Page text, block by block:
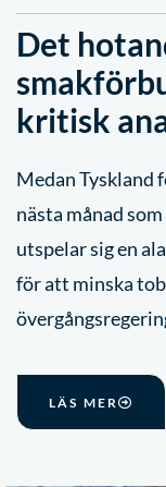
Det
kritisk
Medan Tyskland
nästa månad
utspelar sig en
för att minska
LÄS MER